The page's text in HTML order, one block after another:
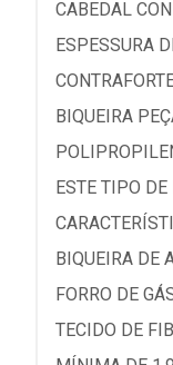
CABEDAL
ESPESSURA
BIQUEIRA
ESTE TIPO
BIQUEIRA DE
FORRO DE
TECIDO DE